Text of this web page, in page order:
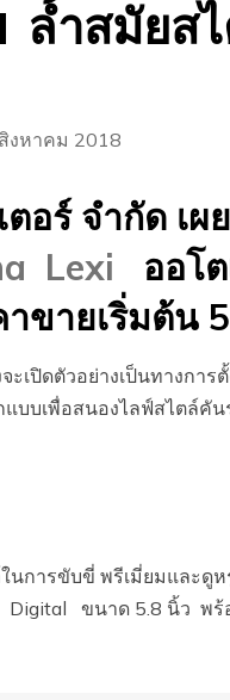
ล้ำสมัย
ซีซี
งหาคม 2018
อร์ จำกัด เผ
Lexi
ออโ
ขายเริ่มต้น
เปิดตัวอย่างเป็นทางกา
บบเพื่อสนองไลฟ์สไตล์คั
ในการขับขี่ พรีเมี่ยมแล
ขนาด 5.8 นิ้ว พร้